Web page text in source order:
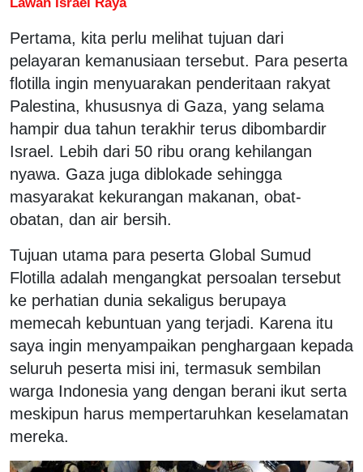
Pertama, kita perlu melihat tujuan dari
pelayaran kemanusiaan tersebut. Para peserta
flotilla ingin menyuarakan penderitaan rakyat
Palestina, khususnya di Gaza, yang selama
hampir dua tahun terakhir terus dibombardir
Israel. Lebih dari 50 ribu orang kehilangan
nyawa. Gaza juga diblokade sehingga
masyarakat kekurangan makanan, obat-
obatan, dan air bersih.
Tujuan utama para peserta Global Sumud
Flotilla adalah mengangkat persoalan tersebut
ke perhatian dunia sekaligus berupaya
memecah kebuntuan yang terjadi. Karena itu
saya ingin menyampaikan penghargaan kepada
seluruh peserta misi ini, termasuk sembilan
warga Indonesia yang dengan berani ikut serta
meskipun harus mempertaruhkan keselamatan
mereka.